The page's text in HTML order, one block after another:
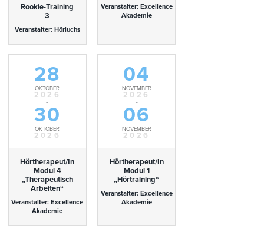
Rookie-Training
3
Veranstalter: Hörluchs
Veranstalter: Excellence
Akademie
28
OKTOBER
2026
-
30
OKTOBER
2026
Hörtherapeut/In
Modul 4
„Therapeutisch
Arbeiten“
Veranstalter: Excellence
Akademie
04
NOVEMBER
2026
-
06
NOVEMBER
2026
Hörtherapeut/In
Modul 1
„Hörtraining“
Veranstalter: Excellence
Akademie